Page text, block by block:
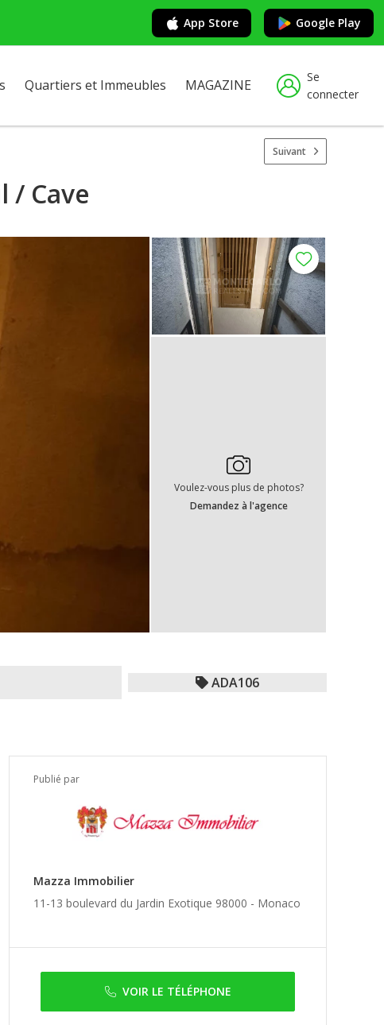
App Store Google Play
Quartiers et Immeubles MAGAZINE
Se
connecter
Suivant
/ Cave
Voulez-vous plus de photos?
Demandez à l'agence
ADA106
Publié par
Mazza Immobilier
11-13 boulevard du Jardin Exotique 98000 - Monaco
VOIR LE TÉLÉPHONE